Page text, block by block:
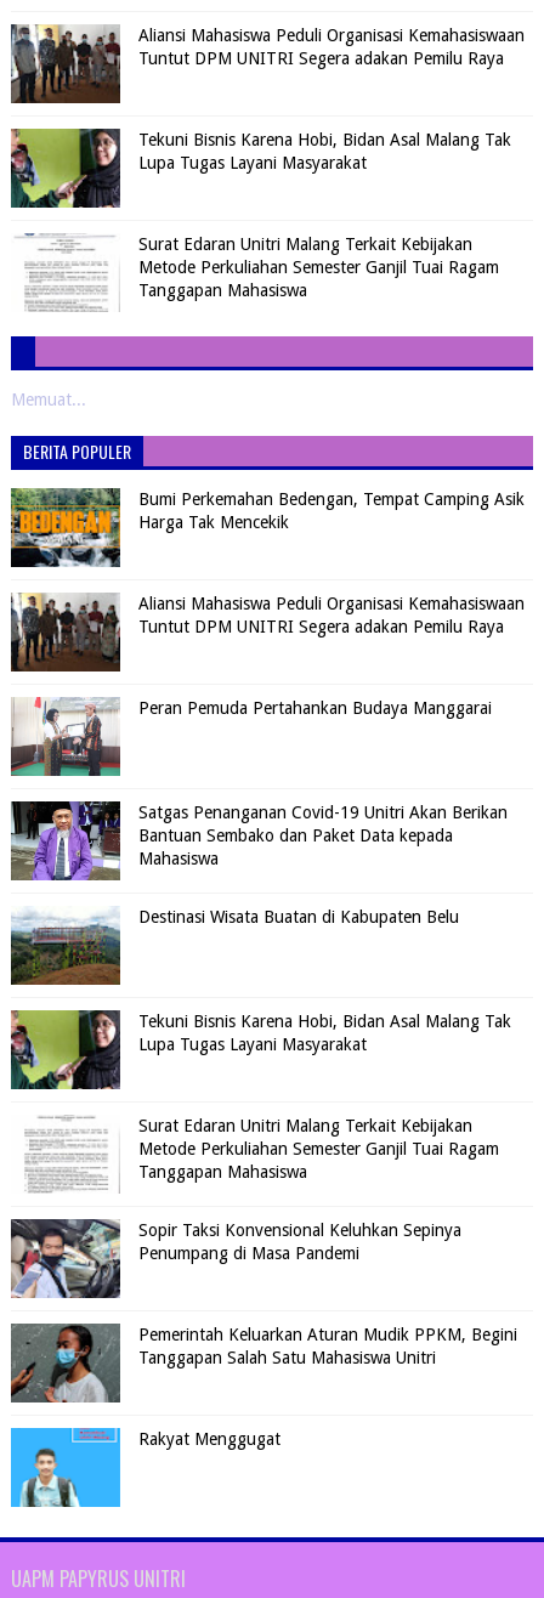
Aliansi Mahasiswa Peduli Organisasi Kemahasiswaan
Tuntut DPM UNITRI Segera adakan Pemilu Raya
Tekuni Bisnis Karena Hobi, Bidan Asal Malang Tak
Lupa Tugas Layani Masyarakat
Surat Edaran Unitri Malang Terkait Kebijakan
Metode Perkuliahan Semester Ganjil Tuai Ragam
Tanggapan Mahasiswa
Memuat...
BERITA POPULER
Bumi Perkemahan Bedengan, Tempat Camping Asik
Harga Tak Mencekik
Aliansi Mahasiswa Peduli Organisasi Kemahasiswaan
Tuntut DPM UNITRI Segera adakan Pemilu Raya
Peran Pemuda Pertahankan Budaya Manggarai
Satgas Penanganan Covid-19 Unitri Akan Berikan
Bantuan Sembako dan Paket Data kepada
Mahasiswa
Destinasi Wisata Buatan di Kabupaten Belu
Tekuni Bisnis Karena Hobi, Bidan Asal Malang Tak
Lupa Tugas Layani Masyarakat
Surat Edaran Unitri Malang Terkait Kebijakan
Metode Perkuliahan Semester Ganjil Tuai Ragam
Tanggapan Mahasiswa
Sopir Taksi Konvensional Keluhkan Sepinya
Penumpang di Masa Pandemi
Pemerintah Keluarkan Aturan Mudik PPKM, Begini
Tanggapan Salah Satu Mahasiswa Unitri
Rakyat Menggugat
UAPM PAPYRUS UNITRI